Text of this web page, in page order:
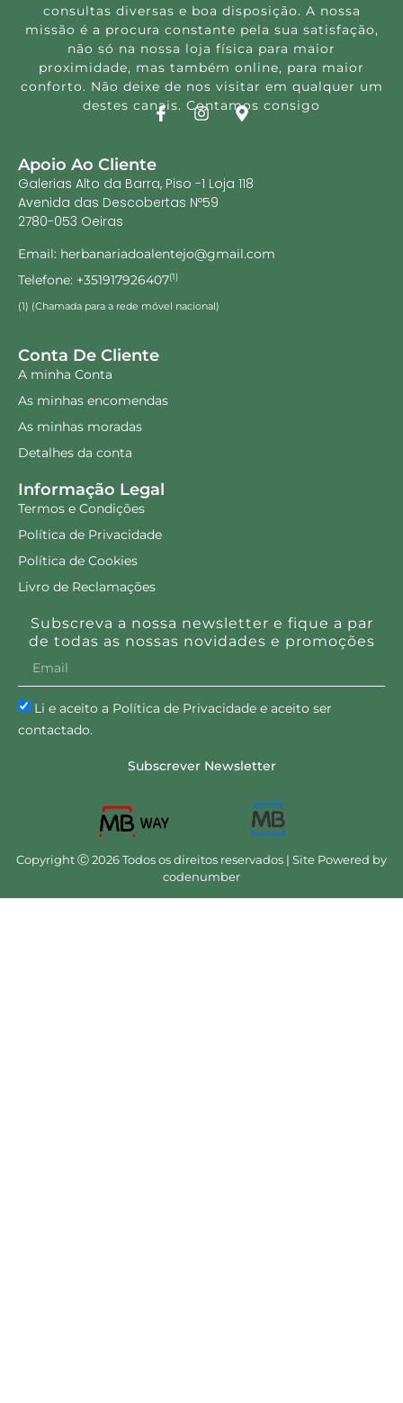
consultas diversas e boa disposição. A nossa
missão é a procura constante pela sua satisfação,
não só na nossa loja física para maior
proximidade, mas também online, para maior
conforto. Não deixe de nos visitar em qualquer um
destes canais. Contamos consigo
Apoio Ao Cliente
Galerias Alto da Barra, Piso -1 Loja 118
Avenida das Descobertas Nº59
2780-053 Oeiras
Email: herbanariadoalentejo@gmail.com
Telefone: +351917926407(1)
(1) (Chamada para a rede móvel nacional)
Conta De Cliente
A minha Conta
As minhas encomendas
As minhas moradas
Detalhes da conta
Informação Legal
Termos e Condições
Política de Privacidade
Política de Cookies
Livro de Reclamações
Subscreva a nossa newsletter e fique a par
de todas as nossas novidades e promoções
Li e aceito a Política de Privacidade e aceito ser
contactado.
Subscrever Newsletter
Copyright Ⓒ 2026 Todos os direitos reservados | Site Powered by
codenumber